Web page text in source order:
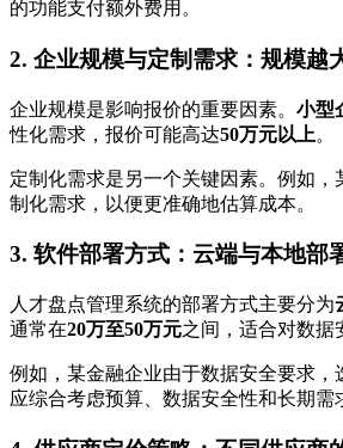
的功能支付额外费用。
2. 企业规模与定制需求：规模越
企业规模是影响报价的重要因素。 小型
性化需求，报价可能高达50万元以上。
定制化需求是另一个关键因素。例如
制化需求，以便更准确地估算成本。
3. 软件部署方式：云端与本地部
人才盘点管理系统的部署方式主要分为
通常在20万至50万元之间，适合对数据
例如，某金融企业由于数据安全要求
应综合考虑预算、数据安全性和长期需